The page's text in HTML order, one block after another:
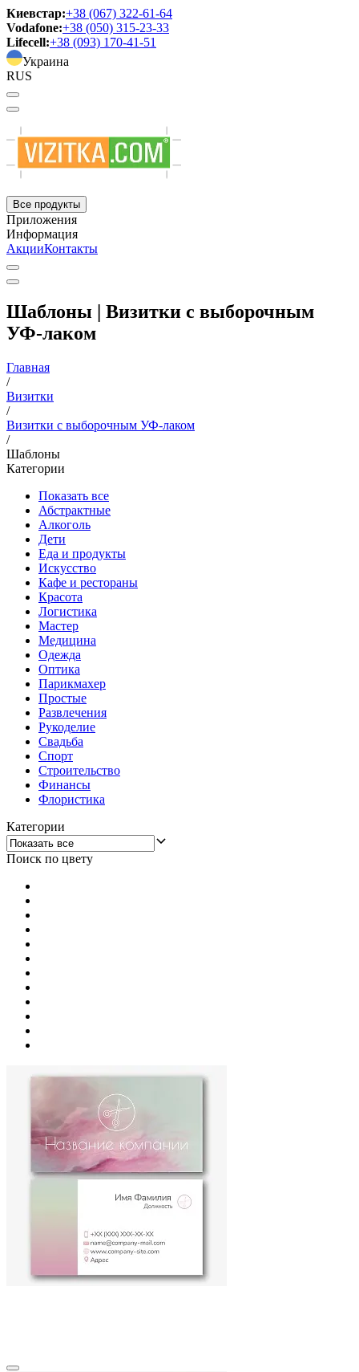
Киевстар:+38 (067) 322-61-64
Vodafone:+38 (050) 315-23-33
Lifecell:+38 (093) 170-41-51
Украина
RUS
Все продукты
Приложения
Информация
АкцииКонтакты
Шаблоны | Визитки с выборочным
УФ-лаком
Главная
/
Визитки
/
Визитки с выборочным УФ-лаком
/
Шаблоны
Категории
Показать все
Абстрактные
Алкоголь
Дети
Еда и продукты
Искусство
Кафе и рестораны
Красота
Логистика
Мастер
Медицина
Одежда
Оптика
Парикмахер
Простые
Развлечения
Рукоделие
Свадьба
Спорт
Строительство
Финансы
Флористика
Категории
Поиск по цвету